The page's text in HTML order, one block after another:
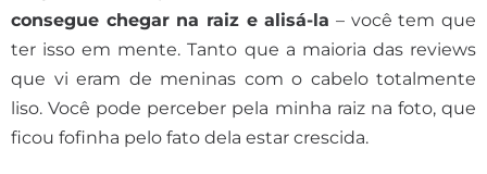
consegue chegar na raiz e alisá-la – você tem que
ter isso em mente. Tanto que a maioria das reviews
que vi eram de meninas com o cabelo totalmente
liso. Você pode perceber pela minha raiz na foto, que
ficou fofinha pelo fato dela estar crescida.